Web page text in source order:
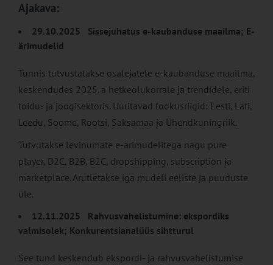
Ajakava:
29.10.2025 Sissejuhatus e-kaubanduse maailma; E-
ärimudelid
Tunnis tutvustatakse osalejatele e-kaubanduse maailma,
keskendudes 2025. a hetkeolukorrale ja trendidele, eriti
toidu- ja joogisektoris. Uuritavad fookusriigid: Eesti, Läti,
Leedu, Soome, Rootsi, Saksamaa ja Ühendkuningriik.
Tutvutakse levinumate e-ärimudelitega nagu pure
player, D2C, B2B, B2C, dropshipping, subscription ja
marketplace. Arutletakse iga mudeli eeliste ja puuduste
üle.
12.11.2025 Rahvusvahelistumine: ekspordiks
valmisolek; Konkurentsianalüüs sihtturul
See tund keskendub ekspordi- ja rahvusvahelistumise